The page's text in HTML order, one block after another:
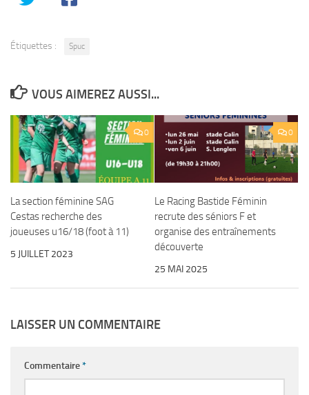
Étiquettes : Spuc
VOUS AIMEREZ AUSSI...
0
La section féminine SAG
Cestas recherche des
joueuses u16/18 (foot à 11)
5 JUILLET 2023
0
Le Racing Bastide Féminin
recrute des séniors F et
organise des entraînements
découverte
25 MAI 2025
LAISSER UN COMMENTAIRE
Commentaire*